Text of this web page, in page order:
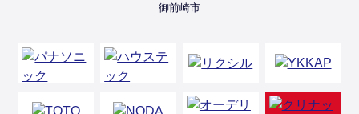
御前崎市